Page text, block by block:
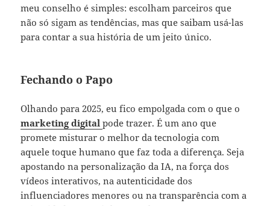
meu conselho é simples: escolham parceiros que
não só sigam as tendências, mas que saibam usá-las
para contar a sua história de um jeito único.
Fechando o Papo
Olhando para 2025, eu fico empolgada com o que o
marketing digital pode trazer. É um ano que
promete misturar o melhor da tecnologia com
aquele toque humano que faz toda a diferença. Seja
apostando na personalização da IA, na força dos
vídeos interativos, na autenticidade dos
influenciadores menores ou na transparência com a